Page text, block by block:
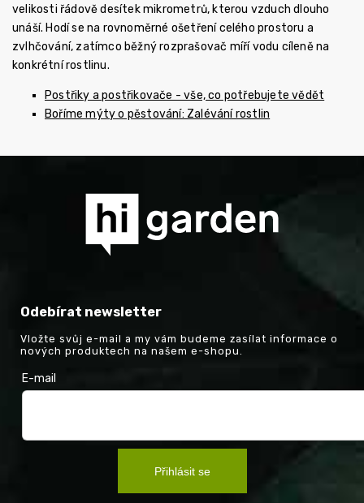
velikosti řádově desítek mikrometrů, kterou vzduch dlouho
unáší. Hodí se na rovnoměrné ošetření celého prostoru a
zvlhčování, zatímco běžný rozprašovač míří vodu cíleně na
konkrétní rostlinu.
Postřiky a postřikovače - vše, co potřebujete vědět
Boříme mýty o pěstování: Zalévání rostlin
Odebírat newsletter
Vložte svůj e-mail a my vám budeme zasílat informace o
nových produktech na našem e-shopu.
E-mail
Přihlásit se